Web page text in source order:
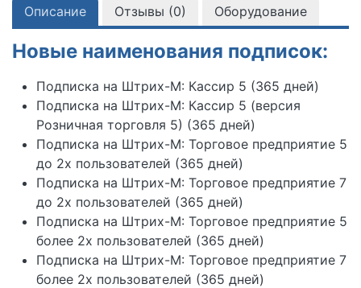
Описание Отзывы (0) Оборудование
Новые наименования подписок:
Подписка на Штрих-М: Кассир 5 (365 дней)
Подписка на Штрих-М: Кассир 5 (версия
Розничная торговля 5) (365 дней)
Подписка на Штрих-М: Торговое предприятие 5
до 2х пользователей (365 дней)
Подписка на Штрих-М: Торговое предприятие 7
до 2х пользователей (365 дней)
Подписка на Штрих-М: Торговое предприятие 5
более 2х пользователей (365 дней)
Подписка на Штрих-М: Торговое предприятие 7
более 2х пользователей (365 дней)